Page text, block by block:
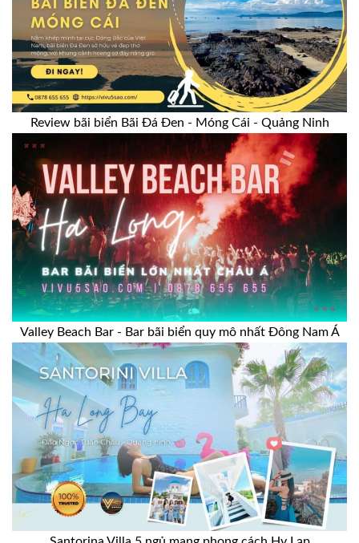
Review bãi biển Bãi Đá Đen - Móng Cái - Quảng Ninh
Valley Beach Bar - Bar bãi biển quy mô nhất Đông Nam Á